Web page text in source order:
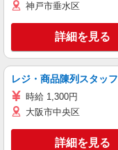
神戸市垂水区
詳細を見る
レジ・商品陳列スタッフ
時給 1,300円
大阪市中央区
詳細を見る